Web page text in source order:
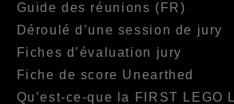
Guide des réunions (FR)
Déroulé d’une session de jury
Fiches d’évaluation jury
Fiche de score Unearthed
Qu’est-ce-que la FIRST LEGO